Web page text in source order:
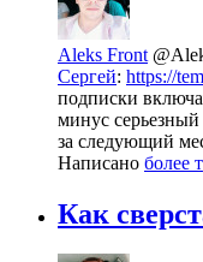
Aleks Front
Сергей: https://
подписки
минус
за следующий
Написано более
Как